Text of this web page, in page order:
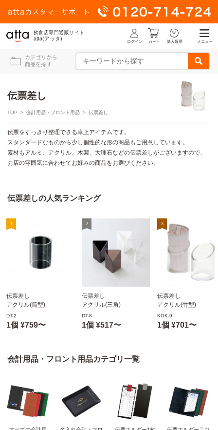
飲食店専門通販サイト
atta(アッタ) ログイン カート 購入履歴 メニュー
伝票差し
TOP > 会計用品・フロント用品 > 伝票差し
伝票をすっきり整理できる卓上アイテムです。
スタンダードなものから少し個性的な形の商品もご用意しています。
素材もアルミ、アクリル、木製、大理石などの伝票差しがございますので、
お店の雰囲気に合わせてお好みの商品をお選びください。
伝票差しの人気ランキング
伝票差し
アクリル(筒型)
DT-2 えいむ(Aim)
DT-2
1個 ¥759〜
伝票差し
アクリル(三角)
DT-8-3 えいむ(Aim)
DT-8
1個 ¥517〜
伝票差し
アクリル(竹型)
KOK-9 シンビ(SHIMBI)
KOK-9
1個 ¥701〜
会計用品・フロント用品カテゴリ一覧